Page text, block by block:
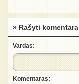
» Rašyti komentarą
Vardas:
Komentaras: